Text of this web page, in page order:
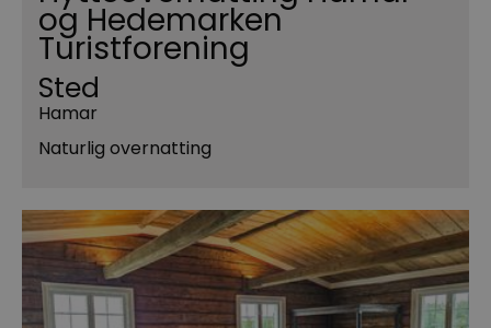
og Hedemarken
Turistforening
Sted
Hamar
Naturlig overnatting